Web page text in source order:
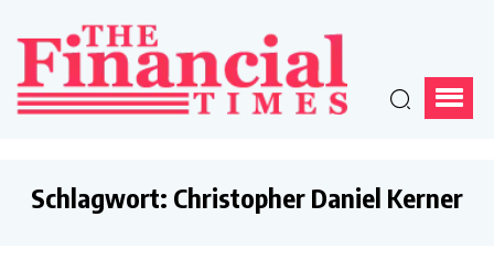
Schlagwort: Christopher Daniel Kerner